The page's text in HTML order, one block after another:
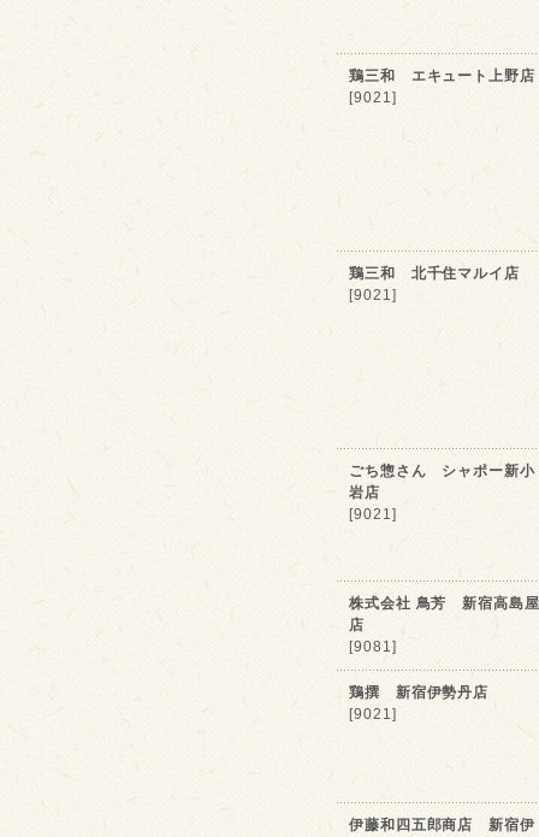
鶏三和 エキュート上野店
[9021]
鶏三和 北千住マルイ店
[9021]
ごち惣さん シャポー新小
岩店
[9021]
株式会社 鳥芳 新宿高島屋
店
[9081]
鶏撰 新宿伊勢丹店
[9021]
伊藤和四五郎商店 新宿伊